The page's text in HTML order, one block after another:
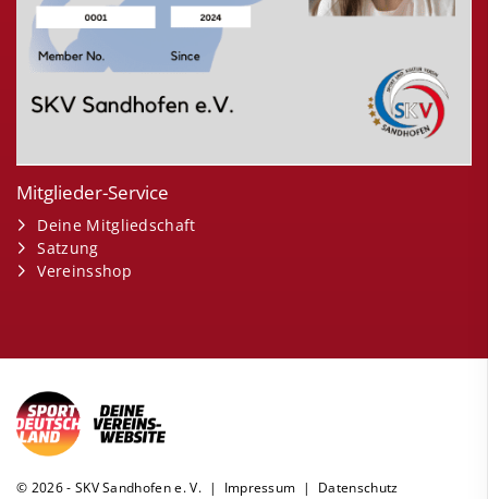
Mitglieder-Service
Deine Mitgliedschaft
Satzung
Vereinsshop
© 2026 - SKV Sandhofen e. V. | Impressum | Datenschutz